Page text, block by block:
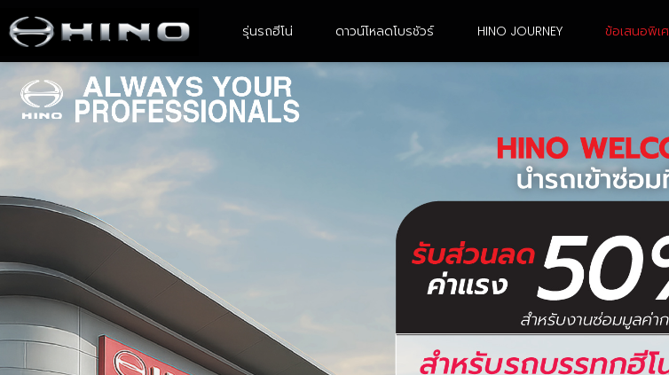
รุ่นรถฮีโน่
XZU Atom
XZU ATOM With Body
XZU 600R
XZU 640R
XZU 650R
XZU 710R
FC9JE2A-CBMAF
FC9JJ2A- CBAMF/ FC9JL2A -
6 ล้อ ขนาดใหญ่
FG8JJ3A-ACDMH
FG8JR3G-ACDMH /
FG8JT3G-ACDMH
FG8JF3D-ACDMH
FG8JM3A-ACDMH
FG8JP3A-ACDMH
10 ล้อ เพ
FL1AN3A-
ดาวน์โหลดโบรชัวร์ HINO JOURNEY ข้อเสนอพิเ